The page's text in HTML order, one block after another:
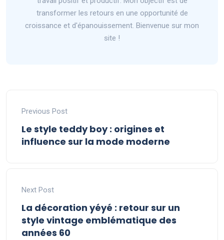
transformer les retours en une opportunité de
croissance et d'épanouissement. Bienvenue sur mon
site !
Previous Post
Le style teddy boy : origines et
influence sur la mode moderne
Next Post
La décoration yéyé : retour sur un
style vintage emblématique des
années 60